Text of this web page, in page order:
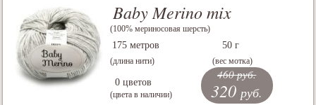
Baby Merino mix
(100% мериносовая шерсть)
175 метров
(длина нити)
50 г
(вес мотка)
0 цветов
(цвета в наличии)
460 руб.
320 руб.